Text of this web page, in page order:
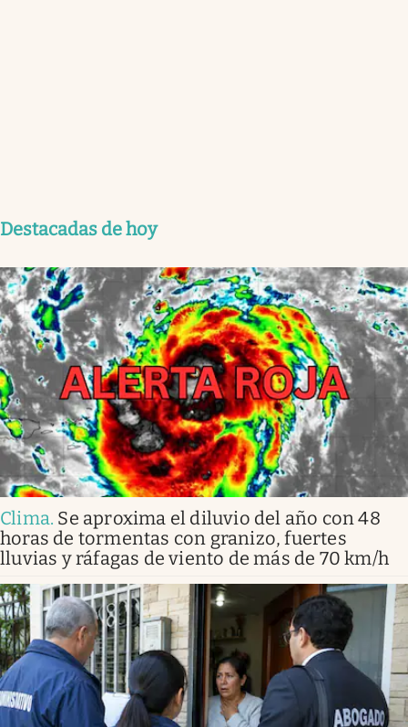
Destacadas de hoy
Clima. Se aproxima el diluvio del año con 48
horas de tormentas con granizo, fuertes
lluvias y ráfagas de viento de más de 70 km/h